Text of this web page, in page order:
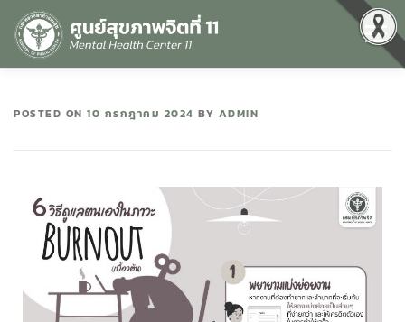
Menu
คู่มือ สำหรับบุคลากร
POSTED ON 10 กรกฎาคม 2024 BY ADMIN